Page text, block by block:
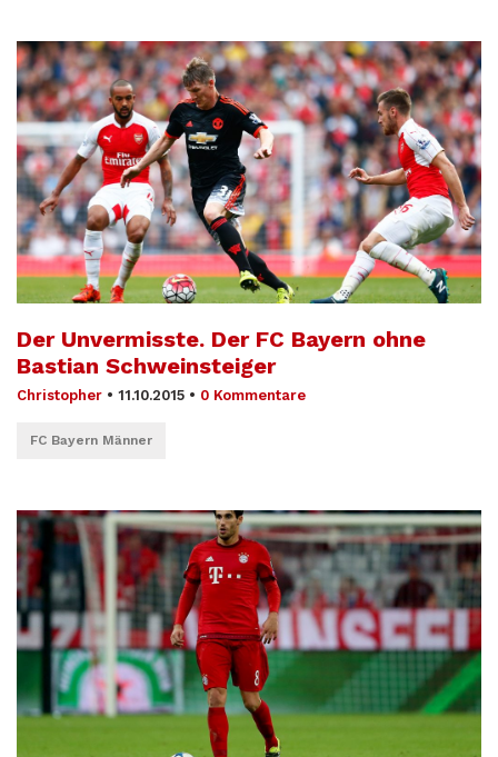
Der Unvermisste. Der FC Bayern ohne
Bastian Schweinsteiger
Christopher • 11.10.2015 • 0 Kommentare
FC Bayern Männer